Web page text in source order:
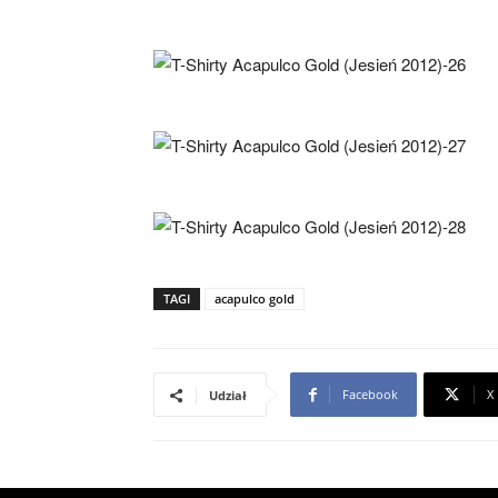
TAGI acapulco gold
Udział Facebook X